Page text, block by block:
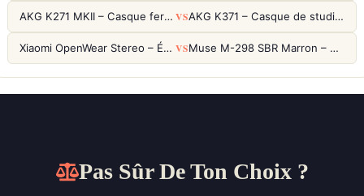
AKG K271 MKII – Casque fermé studio fiable pour une écoute neutre VS AKG K371 – Casque de studio fermé 50mm titane, réponse 5Hz-50kHz
Xiaomi OpenWear Stereo – Écouteurs Open-Ear Hi-Res avec réduction de fuite sonore VS Muse M-298 SBR Marron – Casque Bluetooth ANC avec 66h d'autonomie
Pas Sûr De Ton Choix ?